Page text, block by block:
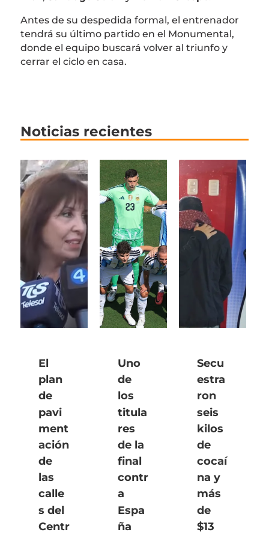
Antes de su despedida formal, el entrenador
tendrá su último partido en el Monumental,
donde el equipo buscará volver al triunfo y
cerrar el ciclo en casa.
Noticias recientes
El
plan
de
pavi
ment
ación
de
las
calle
s del
Centr
Uno
de
los
titula
res
de la
final
contr
a
Espa
ña
Secu
estra
ron
seis
kilos
de
cocaí
na y
más
de
$13